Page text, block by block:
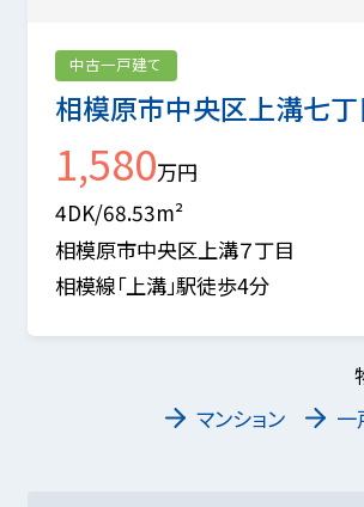
相模原市中央区上溝七丁
中古一戸建て
1,580万円
4DK/68.53m²
相模原市中央区上溝７丁目
相模線「上溝」駅徒歩4分
マンション
一